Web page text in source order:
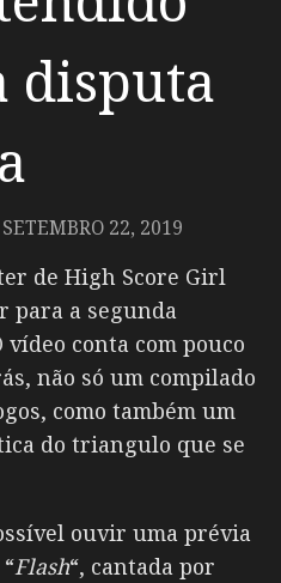
disputa
SETEMBRO 22, 2019
de High Score Girl
para a segunda
conta com pouco
não só um compilado
como também um
do triangulo que se
ouvir uma prévia
Flash“, cantada por